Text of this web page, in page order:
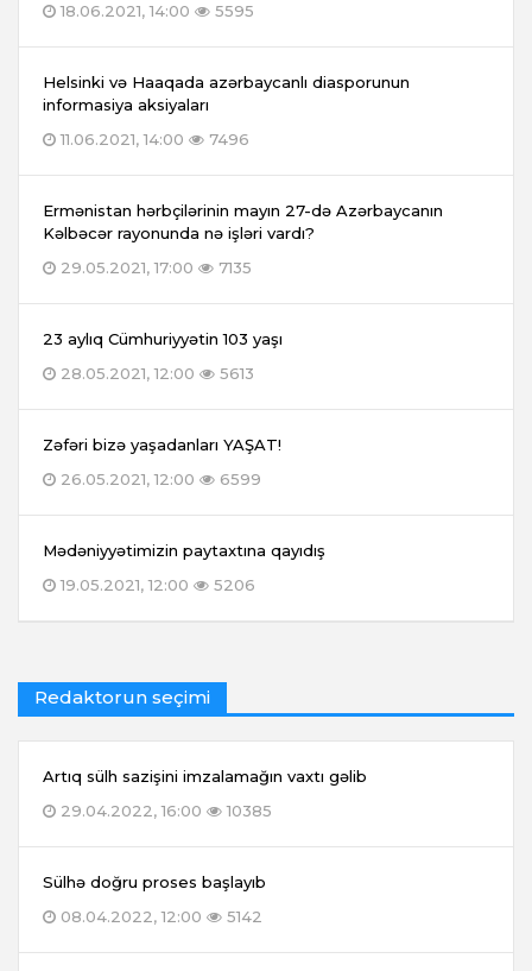
18.06.2021, 14:00
5595
Helsinki və Haaqada azərbaycanlı diasporunun
informasiya aksiyaları
11.06.2021, 14:00
7496
Ermənistan hərbçilərinin mayın 27-də Azərbaycanın
Kəlbəcər rayonunda nə işləri vardı?
29.05.2021, 17:00
7135
23 aylıq Cümhuriyyətin 103 yaşı
28.05.2021, 12:00
5613
Zəfəri bizə yaşadanları YAŞAT!
26.05.2021, 12:00
6599
Mədəniyyətimizin paytaxtına qayıdış
19.05.2021, 12:00
5206
Redaktorun seçimi
Artıq sülh sazişini imzalamağın vaxtı gəlib
29.04.2022, 16:00
10385
Sülhə doğru proses başlayıb
08.04.2022, 12:00
5142